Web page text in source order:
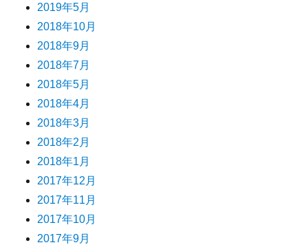
2019年5月
2018年10月
2018年9月
2018年7月
2018年5月
2018年4月
2018年3月
2018年2月
2018年1月
2017年12月
2017年11月
2017年10月
2017年9月